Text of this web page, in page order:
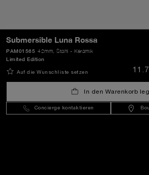
Submersible Luna Rossa
42mm , Stahl - Keramik
PAM01565
Limited Edition
Auf die Wunschliste setzen
In den Warenkorb
Concierge kontaktieren
Deutschland(EUR €)- DE